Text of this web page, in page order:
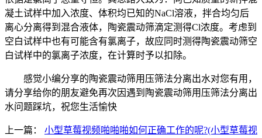
凝土试样中加入浓度、体积均已知的NaCl溶液，拌合均匀后
离心分离得到混合液体，陶瓷震动筛滴定测得Cl浓度。考虑到
空白试样中也有可能含有氯离子，故应同时测得陶瓷震动筛空
白试样中的氯离子浓度，在计算时予以扣除。
感觉小编分享的陶瓷震动筛用压筛法分离出水对您有用，
请分享给你的朋友避免再次因遇到陶瓷震动筛用压筛法分离出
水问题踩坑，祝您生活愉快
上一篇： 小型草莓视频啪啪啪如何正确工作的呢?(小型草莓视